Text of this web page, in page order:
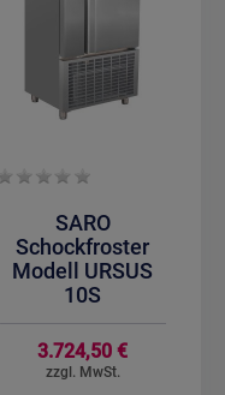
SARO
Schockfroster
Modell URSUS
10S
3.724,50 €